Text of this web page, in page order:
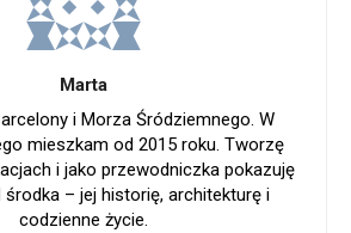
Marta
i Morza Śródziemnego. W
mieszkam od 2015 roku. Tworzę
i jako przewodniczka pokazuję
środka – jej historię, architekturę i
codzienne życie.